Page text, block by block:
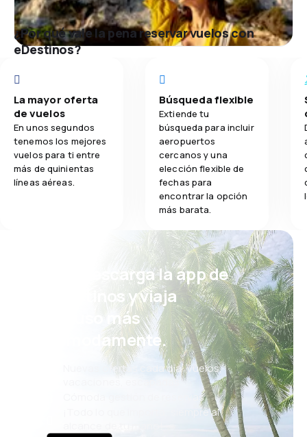
¿Por qué vale la pena reservar vuelos con
eDestinos?
La mayor oferta
de vuelos
En unos segundos
tenemos los mejores
vuelos para ti entre
más de quinientas
líneas aéreas.
Búsqueda flexible
Extiende tu
búsqueda para incluir
aeropuertos
cercanos y una
elección flexible de
fechas para
encontrar la opción
más barata.
¡Eh! Descarga la app de
eDestinos y viaja
incluso más
cómodamente.
Nuevas ofertas cada día: vuelos,
vacaciones, escapadas
Cómoda gestión de reservas
¡Todo lo que importa, siempre al